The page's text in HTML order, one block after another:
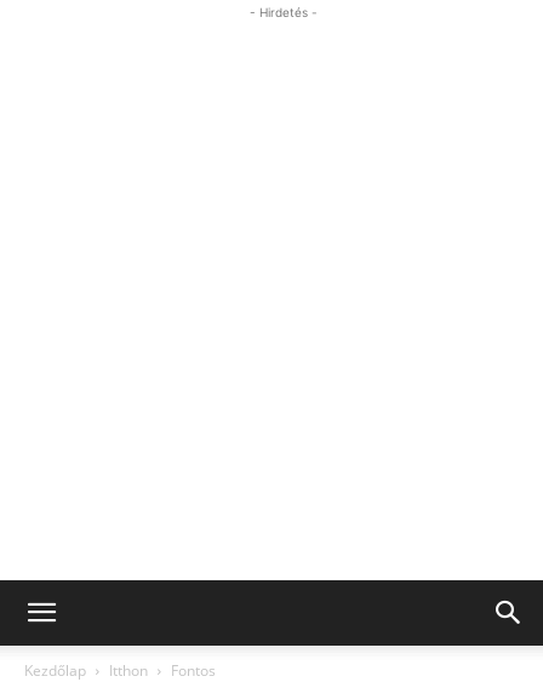
- Hirdetés -
Kezdőlap Itthon Fontos